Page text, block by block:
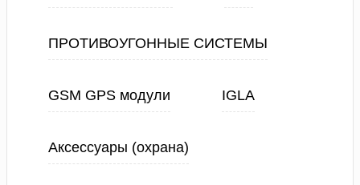
ПРОТИВОУГОННЫЕ СИСТЕМЫ
GSM GPS модули IGLA
Аксессуары (охрана)